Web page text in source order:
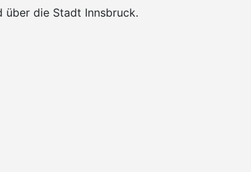
über die Stadt Innsbruck.